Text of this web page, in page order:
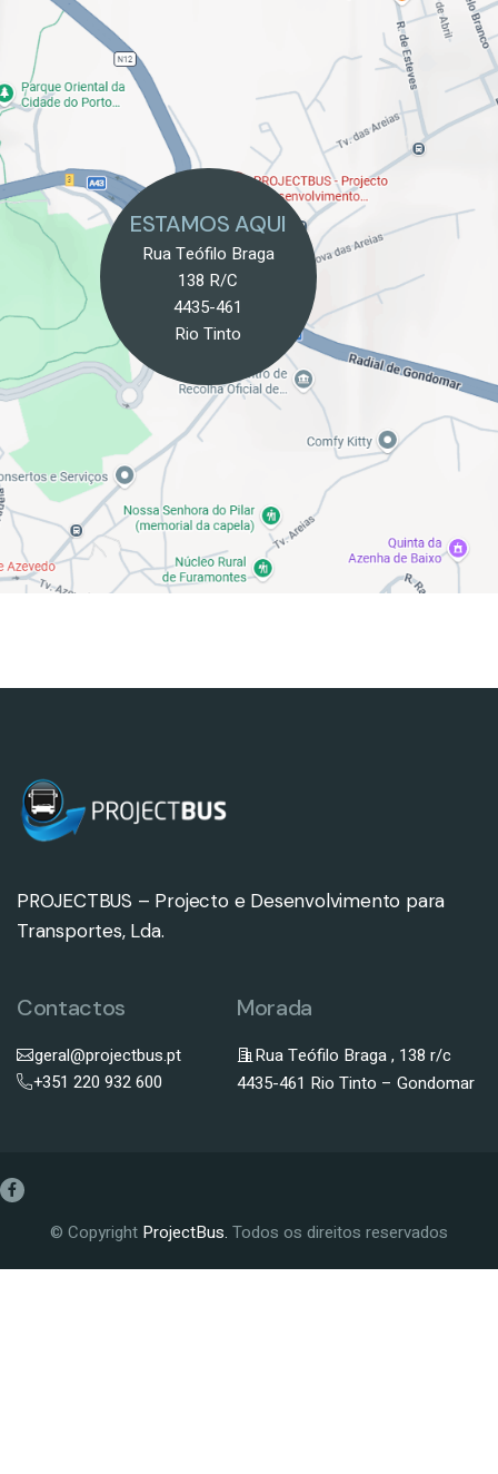
ESTAMOS AQUI
Rua Teófilo Braga
138 R/c
4435-461
Rio Tinto
PROJECTBUS – Projecto e Desenvolvimento para
Transportes, Lda.
Contactos
geral@projectbus.pt
+351 220 932 600
Morada
Rua Teófilo Braga , 138 r/c
4435-461 Rio Tinto – Gondomar
© Copyright ProjectBus. Todos os direitos reservados